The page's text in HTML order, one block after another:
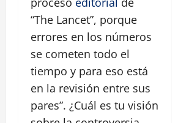
“The Lancet”, porque
errores en los números
se cometen todo el
tiempo y para eso está
en la revisión entre sus
pares”. ¿Cuál es tu visión